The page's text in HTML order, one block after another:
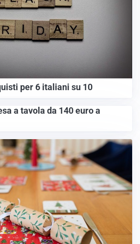
per 6 italiani su 10
a tavola da 140 euro a